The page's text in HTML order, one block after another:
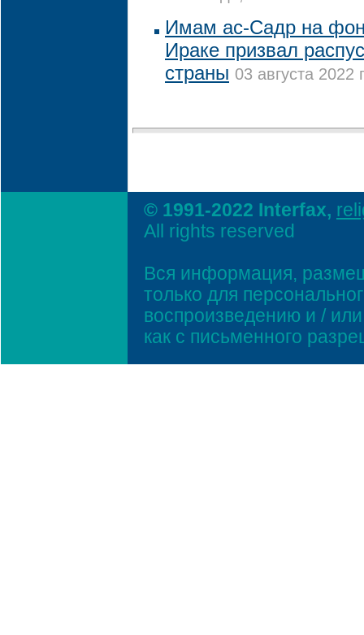
Имам ас-Садр на
Ираке призвал
страны 03 августа 2022
© 1991-2022 Interfax,
All rights reserved
Вся информация,
только для
воспроизведению и /
как с письменного